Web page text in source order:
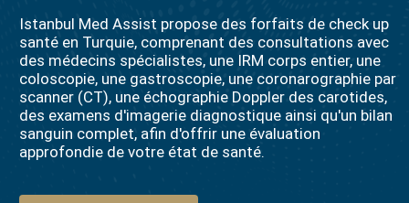
Istanbul Med Assist propose des forfaits de check up
santé en Turquie, comprenant des consultations avec
des médecins spécialistes, une IRM corps entier, une
coloscopie, une gastroscopie, une coronarographie par
scanner (CT), une échographie Doppler des carotides,
des examens d'imagerie diagnostique ainsi qu'un bilan
sanguin complet, afin d'offrir une évaluation
approfondie de votre état de santé.